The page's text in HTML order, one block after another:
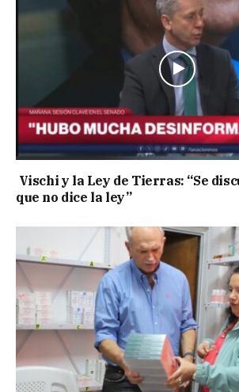
Vischi y la Ley de Tierras: “Se
que no dice la ley”